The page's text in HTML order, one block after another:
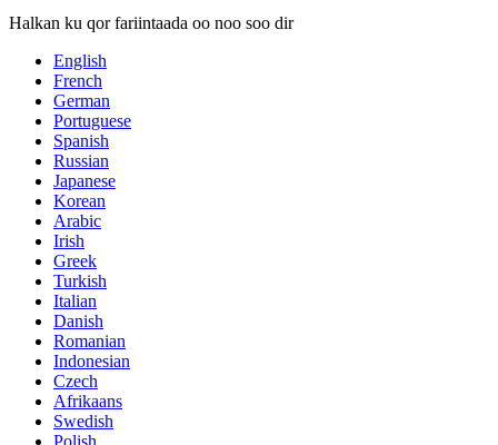
Halkan ku qor fariintaada oo noo soo dir
English
French
German
Portuguese
Spanish
Russian
Japanese
Korean
Arabic
Irish
Greek
Turkish
Italian
Danish
Romanian
Indonesian
Czech
Afrikaans
Swedish